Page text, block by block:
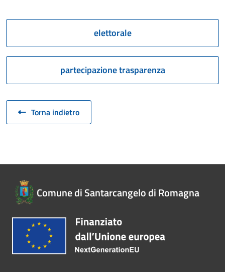
elettorale
partecipazione trasparenza
Torna indietro
Comune di Santarcangelo di Romagna